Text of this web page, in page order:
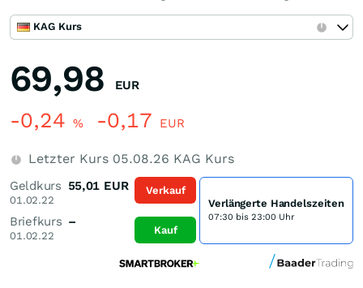
KAG Kurs
69,98 EUR
-0,24 % -0,17 EUR
Letzter Kurs 05.08.26 KAG Kurs
Geldkurs
01.02.22
55,01 EUR
Briefkurs
01.02.22
–
Verkauf
Kauf
Verlängerte Handelszeiten
07:30 bis 23:00 Uhr